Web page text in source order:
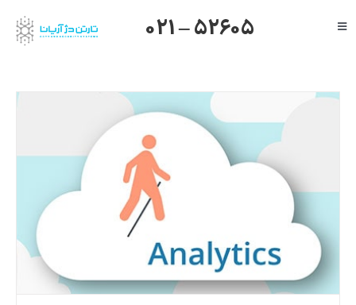
to
Toggle
گرنداستریم
هایک ویژن
تیاندی
درباره ما
021 – 52605